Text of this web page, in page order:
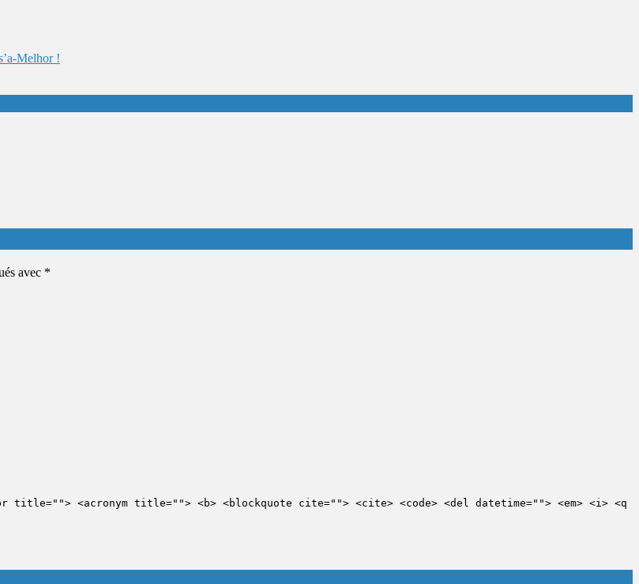
Melhor !
avec *
<acronym title=""> <b> <blockquote cite=""> <cite> <code> <del datetime=""> <em> <i> <q